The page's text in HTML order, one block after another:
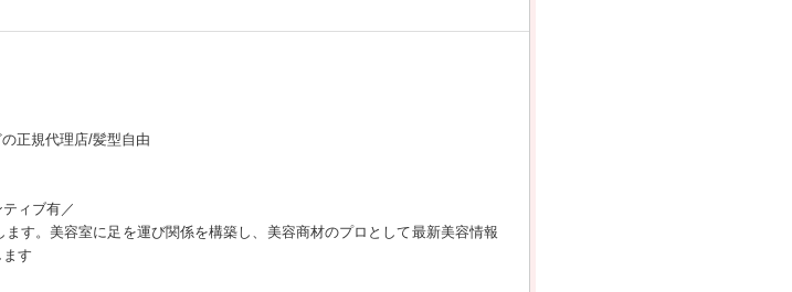
正規代理店/髪型自由
ィブ有／
す。美容室に足を運び関係を構築し、美容商材のプロとして最新美容情報
す